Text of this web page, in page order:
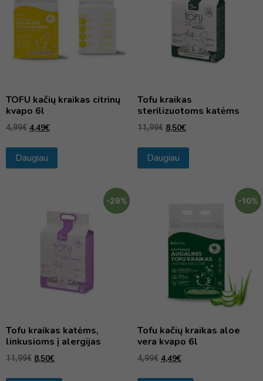
TOFU kačių kraikas citrinų
kvapo 6l
4,99€ 4,49€
Daugiau
Tofu kraikas
sterilizuotoms katėms
11,99€ 8,50€
Daugiau
-29%
Tofu kraikas katėms,
linkusioms į alergijas
11,99€ 8,50€
-10%
Tofu kačių kraikas aloe
vera kvapo 6l
4,99€ 4,49€